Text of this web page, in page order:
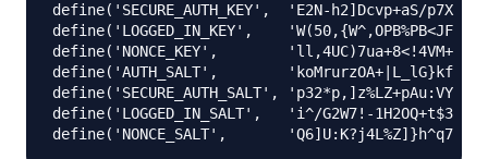
define('SECURE_AUTH_KEY',  'E2N-h2]Dcvp+aS/p7X
define('LOGGED_IN_KEY',    'W(50,{W^,OPB%PB<JF
define('NONCE_KEY',        'll,4UC)7ua+8<!4VM+
define('AUTH_SALT',        'koMrurzOA+|L_lG}kf
define('SECURE_AUTH_SALT', 'p32*p,]z%LZ+pAu:VY
define('LOGGED_IN_SALT',   'i^/G2W7!-1H2OQ+t$3
define('NONCE_SALT',       'Q6]U:K?j4L%Z]}h^q7